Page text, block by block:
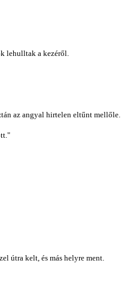
lehulltak a kezéről.
az angyal hirtelen eltűnt mellőle.
útra kelt, és más helyre ment.